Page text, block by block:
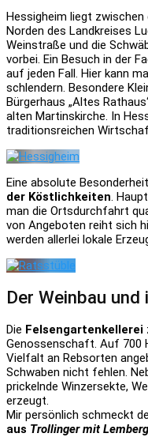
Hessigheim liegt zwischen
Norden des Landkreises
Weinstraße und die
vorbei. Ein Besuch in der
auf jeden Fall. Hier kann
schlendern. Besondere
Bürgerhaus „Altes
alten Martinskirche. In
traditionsreichen
Eine absolute
der Köstlichkeiten .
man die Ortsdurchfahrt
von Angeboten reiht sich
werden allerlei lokale
Der Weinbau
Die Felsengartenkellerei
Genossenschaft. Auf 700
Vielfalt an Rebsorten
Schwaben nicht fehlen.
prickelnde Winzersekte,
erzeugt.
Mir persönlich schmeckt
aus Trollinger mit